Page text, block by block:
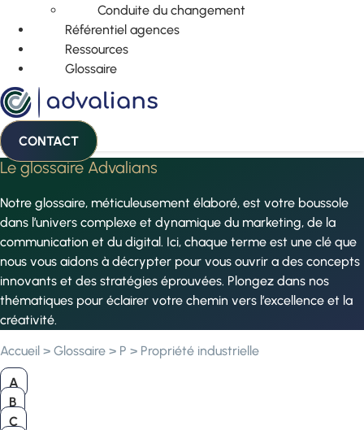
Conduite du changement
Référentiel agences
Ressources
Glossaire
CONTACT
Le glossaire Advalians
Notre glossaire, méticuleusement élaboré, est votre boussole
dans l’univers complexe et dynamique du marketing, de la
communication et du digital. Ici, chaque terme est une clé que
nous vous aidons à décrypter pour vous ouvrir a des concepts
innovants et des stratégies éprouvées. Plongez dans nos
thématiques pour éclairer votre chemin vers l’excellence et la
créativité.
Accueil > Glossaire > P > Propriété industrielle
A
B
C